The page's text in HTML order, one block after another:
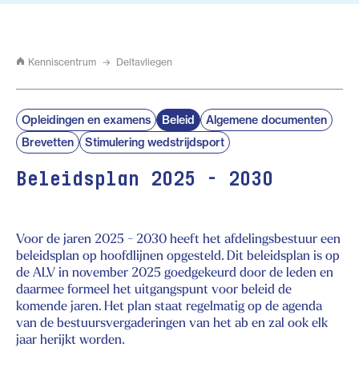
Kenniscentrum Deltavliegen
Opleidingen en examens Beleid
Algemene documenten
Brevetten
Stimulering wedstrijdsport
Beleidsplan 2025 - 2030
Voor de jaren 2025 - 2030 heeft het afdelingsbestuur een
beleidsplan op hoofdlijnen opgesteld. Dit beleidsplan is op
de ALV in november 2025 goedgekeurd door de leden en
daarmee formeel het uitgangspunt voor beleid de
komende jaren. Het plan staat regelmatig op de agenda
van de bestuursvergaderingen van het ab en zal ook elk
jaar herijkt worden.